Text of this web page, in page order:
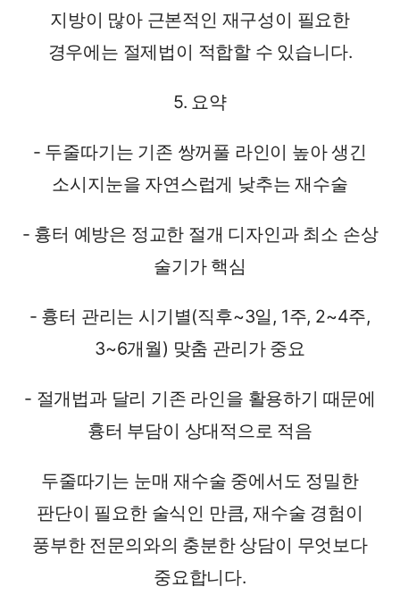
지방이 많아 근본적인 재구성이 필요한
경우에는 절제법이 적합할 수 있습니다.
5. 요약
- 두줄따기는 기존 쌍꺼풀 라인이 높아 생긴
소시지눈을 자연스럽게 낮추는 재수술
- 흉터 예방은 정교한 절개 디자인과 최소 손상
술기가 핵심
- 흉터 관리는 시기별(직후~3일, 1주, 2~4주,
3~6개월) 맞춤 관리가 중요
- 절개법과 달리 기존 라인을 활용하기 때문에
흉터 부담이 상대적으로 적음
두줄따기는 눈매 재수술 중에서도 정밀한
판단이 필요한 술식인 만큼, 재수술 경험이
풍부한 전문의와의 충분한 상담이 무엇보다
중요합니다.